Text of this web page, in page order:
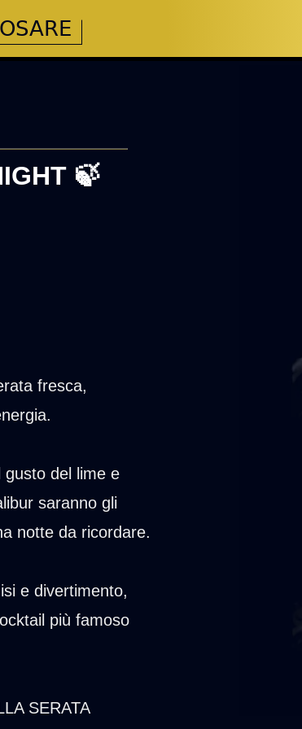
🍃
fresca,
del lime e
saranno gli
notte da ricordare.
e divertimento,
più famoso
SERATA